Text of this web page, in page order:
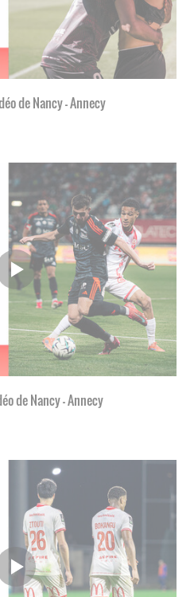
de Nancy - Annecy
de Nancy - Annecy